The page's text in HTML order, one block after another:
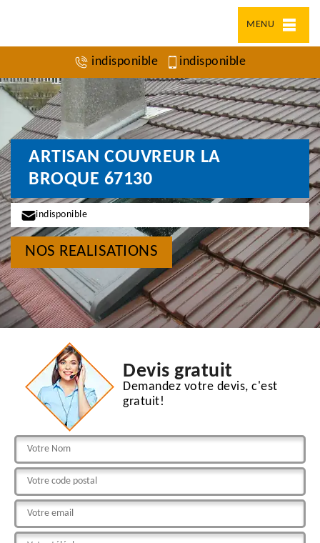
MENU
indisponible indisponible
ARTISAN COUVREUR LA
BROQUE 67130
indisponible
NOS REALISATIONS
Devis gratuit
Demandez votre devis, c'est
gratuit!